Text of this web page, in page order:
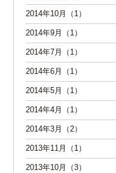
2014年10月（1）
2014年9月（1）
2014年7月（1）
2014年6月（1）
2014年5月（1）
2014年4月（1）
2014年3月（2）
2013年11月（1）
2013年10月（3）